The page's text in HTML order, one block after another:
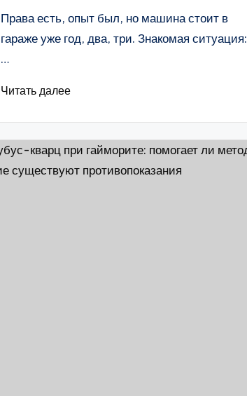
Права есть, опыт был, но машина стоит в
гараже уже год, два, три. Знакомая ситуация:
…
Читать далее